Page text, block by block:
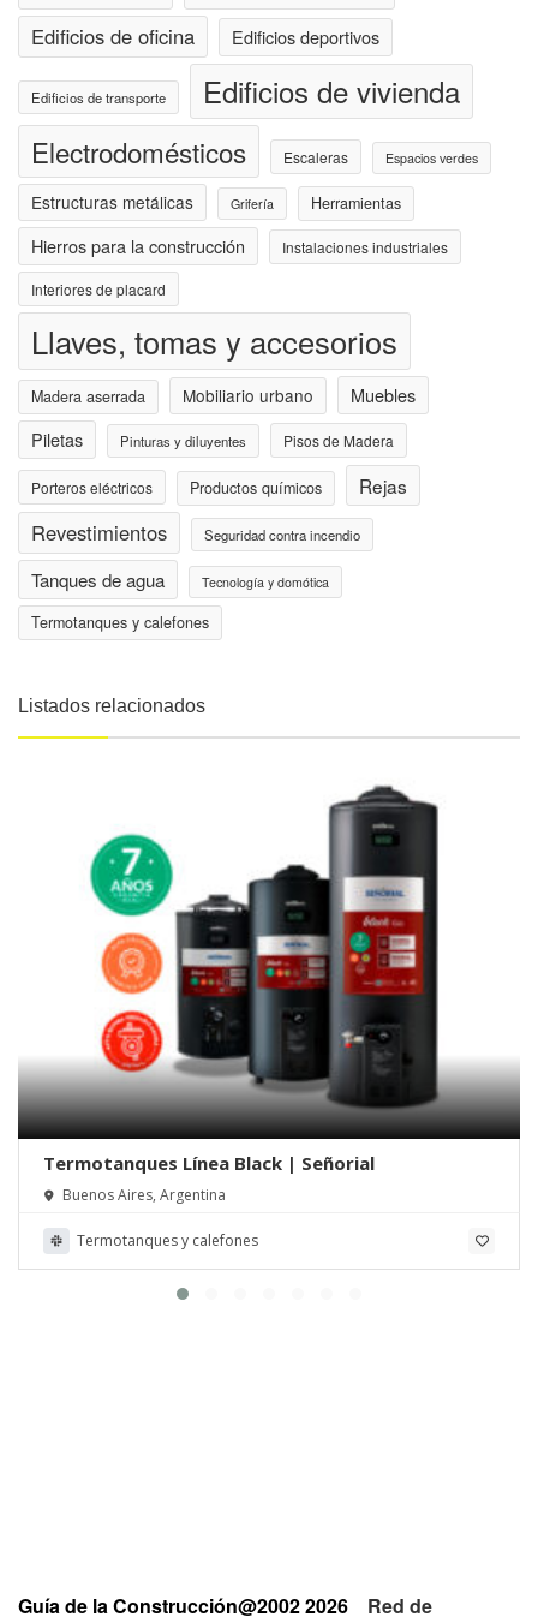
Edificios de oficina
Edificios deportivos
Edificios de transporte Edificios de vivienda
Electrodomésticos Escaleras Espacios verdes
Estructuras metálicas Grifería Herramientas
Hierros para la construcción Instalaciones industriales
Interiores de placard
Llaves, tomas y accesorios
Madera aserrada Mobiliario urbano
Muebles
Piletas
Pinturas y diluyentes Pisos de Madera
Porteros eléctricos Productos químicos Rejas
Revestimientos Seguridad contra incendio
Tanques de agua Tecnología y domótica
Termotanques y calefones
Listados relacionados
Termotanques Línea Black | Señorial
Buenos Aires, Argentina
Termotanques y calefones
Guía de la Construcción@2002 2026 Red de